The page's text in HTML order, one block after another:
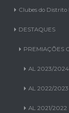
Clubes do Distrito
DESTAQUES
PREMIAÇÕES
AL 2023/2024
AL 2022/2023
AL 2021/2022